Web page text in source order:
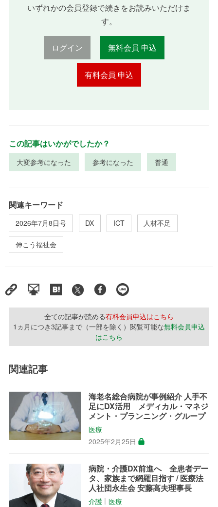
いずれかの会員登録で続きをお読みいただけま
す。
ログイン 無料会員 申込
有料会員 申込
この記事はいかがでしたか？
大変参考になった 参考になった 普通
関連キーワード
2026年7月8日号 DX ICT 人材不足
伸こう福祉会
全ての記事が読める有料会員申込はこちら
1ヵ月につき3記事まで（一部を除く）閲覧可能な無料会員申込
はこちら
関連記事
海老名総合病院が事例紹介 人手不
足にDX活用 メディカル・マネジ
メント・プランニング・グループ
医療
2025年2月25日
病院・介護DX前進へ 全患者デー
タ、家族まで網羅目指す / 医療法
人社団永生会 安藤高夫理事長
介護 │医療